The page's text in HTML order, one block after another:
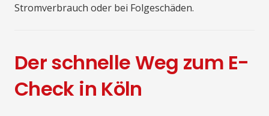
Stromverbrauch oder bei Folgeschäden.
Der schnelle Weg zum E-
Check in Köln